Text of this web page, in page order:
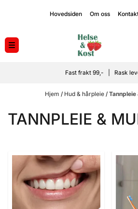
Hopp til innholdHovedsiden Om oss
Fast frakt 99,- | Rask
Hjem / Hud & hårpleie / Tannpleie
TANNPLEIE &